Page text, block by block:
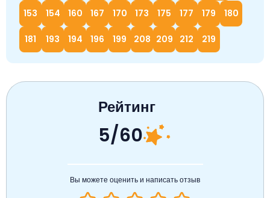
153 154 160 167 170 173 175 177 179 180
181 193 194 196 199 208 209 212 219
Рейтинг
5/60
Вы можете оценить и написать отзыв